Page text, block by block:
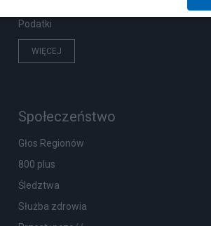
Podatki
WIĘCEJ
Społeczeństwo
Głos Regionów
800 plus
Śledztwa
Służba zdrowia